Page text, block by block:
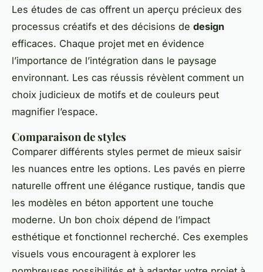
Les études de cas offrent un aperçu précieux des
processus créatifs et des décisions de design
efficaces. Chaque projet met en évidence
l’importance de l’intégration dans le paysage
environnant. Les cas réussis révèlent comment un
choix judicieux de motifs et de couleurs peut
magnifier l’espace.
Comparaison de styles
Comparer différents styles permet de mieux saisir
les nuances entre les options. Les pavés en pierre
naturelle offrent une élégance rustique, tandis que
les modèles en béton apportent une touche
moderne. Un bon choix dépend de l’impact
esthétique et fonctionnel recherché. Ces exemples
visuels vous encouragent à explorer les